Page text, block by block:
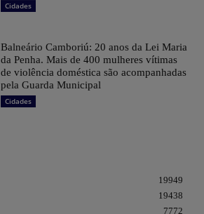
Cidades
Balneário Camboriú: 20 anos da Lei Maria
da Penha. Mais de 400 mulheres vítimas
de violência doméstica são acompanhadas
pela Guarda Municipal
Cidades
19949
19438
7772